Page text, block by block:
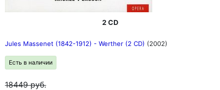
2 CD
Jules Massenet (1842-1912) - Werther (2 CD) (2002)
Есть в наличии
18449руб.